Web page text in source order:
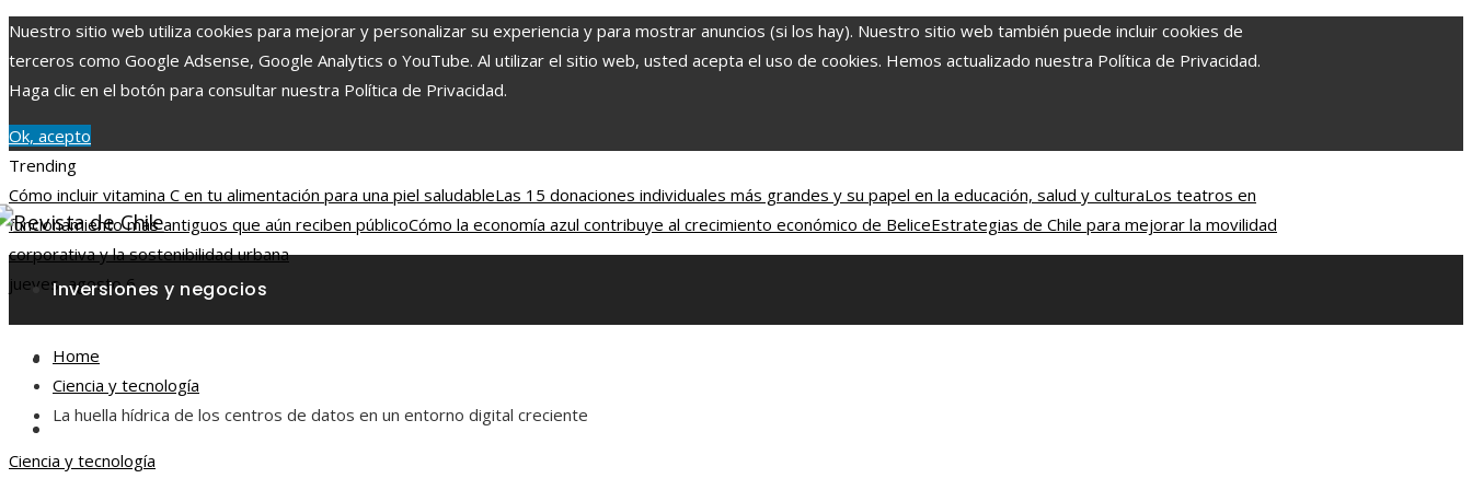
Nuestro sitio web utiliza cookies para mejorar y personalizar su experiencia y para mostrar anuncios (si los hay). Nuestro sitio web también puede incluir cookies de
terceros como Google Adsense, Google Analytics o YouTube. Al utilizar el sitio web, usted acepta el uso de cookies. Hemos actualizado nuestra Política de Privacidad.
Haga clic en el botón para consultar nuestra Política de Privacidad.
Ok, acepto
Trending
Cómo incluir vitamina C en tu alimentación para una piel saludableLas 15 donaciones individuales más grandes y su papel en la educación, salud y culturaLos teatros en
funcionamiento más antiguos que aún reciben públicoCómo la economía azul contribuye al crecimiento económico de BeliceEstrategias de Chile para mejorar la movilidad
corporativa y la sostenibilidad urbana
jueves, agosto 6
Inversiones y negocios
Responsabilidad social
Ciencia y tecnología
Home
Ciencia y tecnología
La huella hídrica de los centros de datos en un entorno digital creciente
Ciencia y tecnología